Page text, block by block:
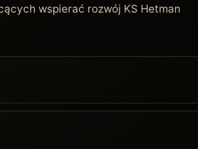
wspierać rozwój KS Hetman